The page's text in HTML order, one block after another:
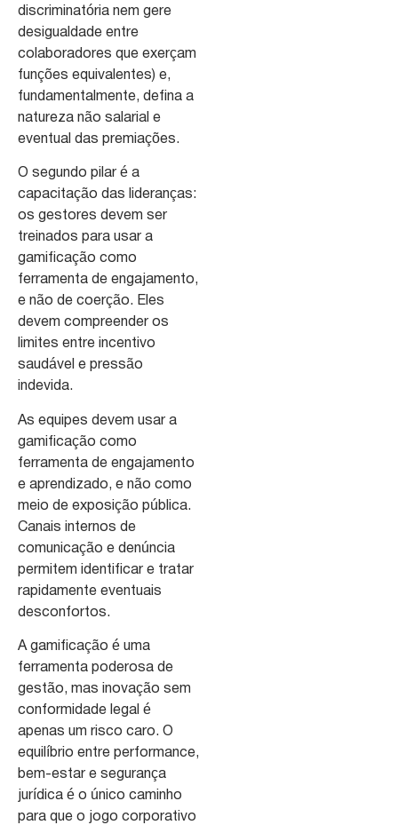
discriminatória nem gere
desigualdade entre
colaboradores que exerçam
funções equivalentes) e,
fundamentalmente, defina a
natureza não salarial e
eventual das premiações.
O segundo pilar é a
capacitação das lideranças:
os gestores devem ser
treinados para usar a
gamificação como
ferramenta de engajamento,
e não de coerção. Eles
devem compreender os
limites entre incentivo
saudável e pressão
indevida.
As equipes devem usar a
gamificação como
ferramenta de engajamento
e aprendizado, e não como
meio de exposição pública.
Canais internos de
comunicação e denúncia
permitem identificar e tratar
rapidamente eventuais
desconfortos.
A gamificação é uma
ferramenta poderosa de
gestão, mas inovação sem
conformidade legal é
apenas um risco caro. O
equilíbrio entre performance,
bem-estar e segurança
jurídica é o único caminho
para que o jogo corporativo